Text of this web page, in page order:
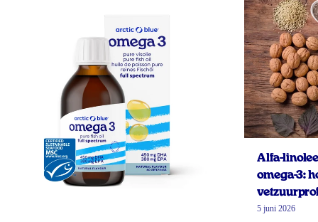
Alfa-
omega-3:
5 juni 2026